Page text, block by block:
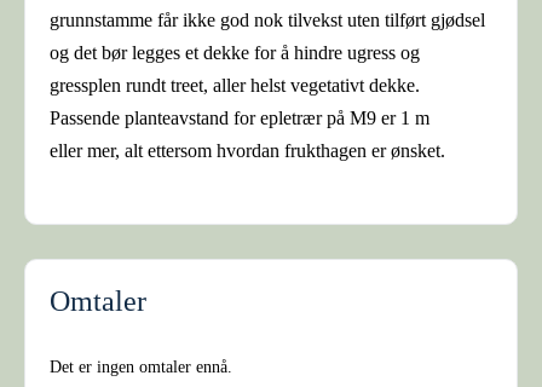
grunnstamme får ikke god nok tilvekst uten tilført gjødsel
og det bør legges et dekke for å hindre ugress og
gressplen rundt treet, aller helst vegetativt dekke.
Passende planteavstand for epletrær på M9 er 1 m
eller mer, alt ettersom hvordan frukthagen er ønsket.
Omtaler
Det er ingen omtaler ennå.